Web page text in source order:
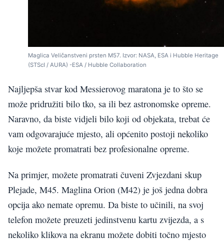
Maglica Veličanstveni prsten M57. Izvor: NASA, ESA i Hubble Heritage
(STScI / AURA) -ESA / Hubble Collaboration
Najljepša stvar kod Messierovog maratona je to što se
može pridružiti bilo tko, sa ili bez astronomske opreme.
Naravno, da biste vidjeli bilo koji od objekata, trebat će
vam odgovarajuće mjesto, ali općenito postoji nekoliko
koje možete promatrati bez profesionalne opreme.
Na primjer, možete promatrati čuveni Zvjezdani skup
Plejade, M45. Maglina Orion (M42) je još jedna dobra
opcija ako nemate opremu. Da biste to učinili, na svoj
telefon možete preuzeti jedinstvenu kartu zvijezda, a s
nekoliko klikova na ekranu možete dobiti točno mjesto